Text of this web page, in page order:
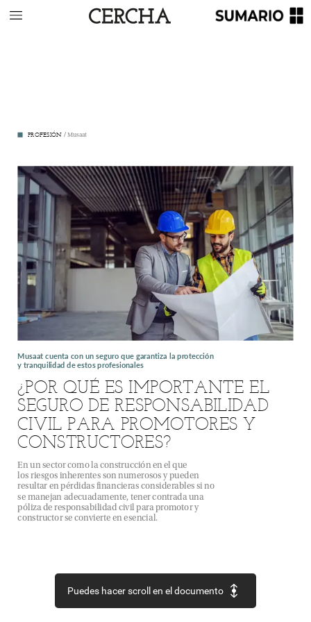
PROFESIÓN / Musaat
Enun sectorcomola construcción enel que
los riesgos inherentes sonnumerosos ypueden
resultar enpérdidas financieras considerables si no
se manejan adecuadamente, tenercontrada una
pólizade responsabilidad civil para promotory
constructorse convierte enesencial.
¿POR QUÉ ES IMPORTANTE EL
SEGURO DE RESPONSABILIDAD
CIVIL PARA PROMOTORES Y
CONSTRUCTORES?
Musaat cuenta con un seguro que garantiza la protección
y tranquilidad de estos profesionales
Puedes hacer scroll en el documento